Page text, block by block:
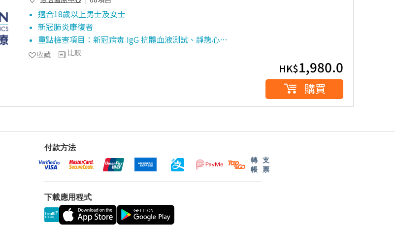
適合18歲以上男士及女士
新冠肺炎康復者
重點檢查項目：新冠病毒 IgG 抗體血液測試、靜態心…
比較
收藏
HK$1,980.0
購買
付款方法
轉
帳
支
票
下載應用程式